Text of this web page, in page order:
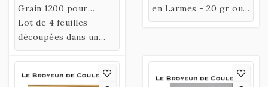
Grain 1200 pour
poncer votre
Parchemin.
Lot de 4 feuilles
découpées dans un
format pratique pour
le ponçage manuel de
votre parchemin.
en Larmes - 20 gr ou
70 gr